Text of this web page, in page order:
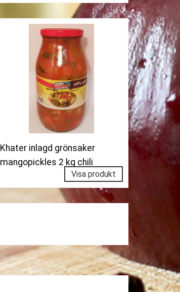
Khater inlagd grönsaker
mangopickles 2 kg chili
Visa produkt